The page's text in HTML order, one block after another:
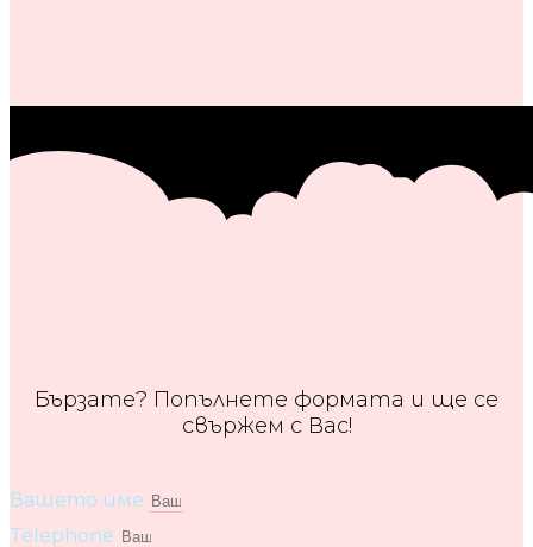
Бързате? Попълнете формата и ще се
свържем с Вас!
Вашето име
Telephone